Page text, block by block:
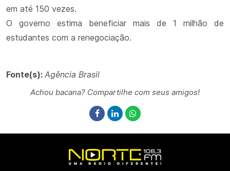
em até 150 vezes.
O governo estima beneficiar mais de 1 milhão de
estudantes com a renegociação.
Fonte(s): Agência Brasil
Achou bacana? Compartilhe com seus amigos!